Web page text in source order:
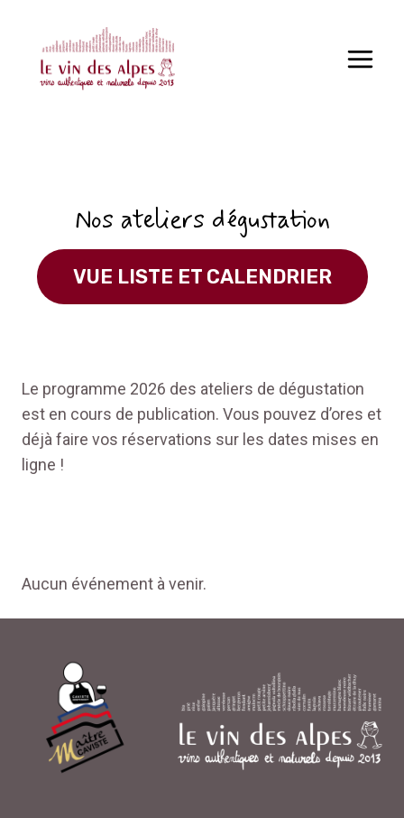
contenu
Nos ateliers dégustation
VUE LISTE ET CALENDRIER
Le programme 2026 des ateliers de dégustation
est en cours de publication. Vous pouvez d’ores et
déjà faire vos réservations sur les dates mises en
ligne !
Aucun événement à venir.